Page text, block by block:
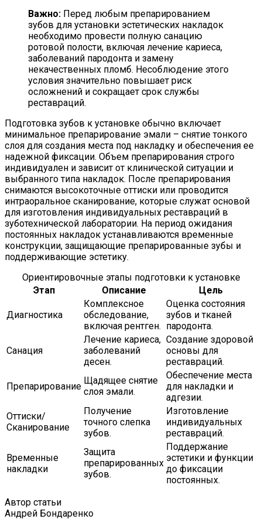
Важно: Перед любым препарированием
зубов для установки эстетических накладок
необходимо провести полную санацию
ротовой полости, включая лечение кариеса,
заболеваний пародонта и замену
некачественных пломб. Несоблюдение этого
условия значительно повышает риск
осложнений и сокращает срок службы
реставраций.
Подготовка зубов к установке обычно включает
минимальное препарирование эмали – снятие тонкого
слоя для создания места под накладку и обеспечения ее
надежной фиксации. Объем препарирования строго
индивидуален и зависит от клинической ситуации и
выбранного типа накладок. После препарирования
снимаются высокоточные оттиски или проводится
интраоральное сканирование, которые служат основой
для изготовления индивидуальных реставраций в
зуботехнической лаборатории. На период ожидания
постоянных накладок устанавливаются временные
конструкции, защищающие препарированные зубы и
поддерживающие эстетику.
Ориентировочные этапы подготовки к установке
Этап
Описание Цель
Диагностика
Комплексное
обследование,
включая рентген.
Оценка состояния
зубов и тканей
пародонта.
Санация
Лечение кариеса,
заболеваний
десен.
Создание здоровой
основы для
реставраций.
Препарирование
Щадящее снятие
слоя эмали.
Обеспечение места
для накладки и
адгезии.
Оттиски/
Сканирование
Получение
точного слепка
зубов.
Изготовление
индивидуальных
реставраций.
Временные
накладки
Защита
препарированных
зубов.
Поддержание
эстетики и функции
до фиксации
постоянных.
Автор статьи
Андрей Бондаренко